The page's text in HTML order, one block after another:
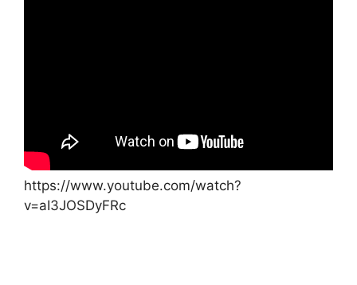
https://www.youtube.com/watch?
v=aI3JOSDyFRc